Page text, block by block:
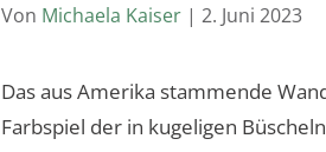
Von Michaela Kaiser | 2. Juni 2023
Das aus Amerika stammende
Farbspiel der in kugeligen